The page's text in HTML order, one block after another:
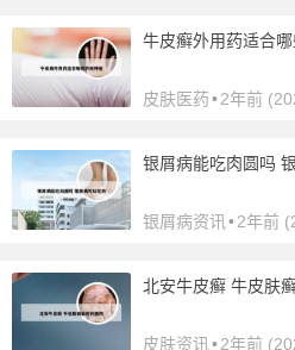
牛皮癣外用药适合
皮肤医药•2年前
银屑病能吃肉圆吗
银屑病资讯 •2年前
北安牛皮癣 牛皮肤
皮肤资讯 •2年前